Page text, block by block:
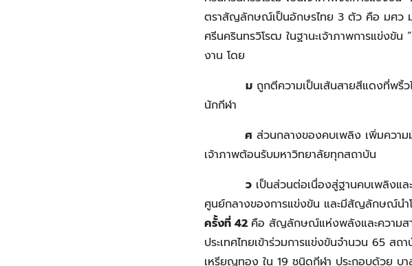
ตราสัญลักษณ์เป็นอักษรไทย 3 ตัว คือ มศว
ศรีนครินทรวิโรฒ ในฐานะเจ้าภาพการแข่งขั
งาน โดย
ม ถูกตีความเป็นเส้นสายสีแดงที่พริ้
นักกีฬา
ศ ส่วนกลางของคบเพลิง เพิ่มควา
เจ้าภาพต้อนรับมหาวิทยาลัยทุกสถาบัน
ว เป็นส่วนต่อเนื่องสู่ฐานคบเพลิงแ
ศูนย์กลางของการแข่งขัน และมีสัญลักษณ์นำ
ครั้งที่ 42 คือ สัญลักษณ์แห่งพลังและความสา
ประเทศไทยเข้าร่วมการแข่งขันจำนวน 65
เหรียญทอง ใน 19 ชนิดกีฬา ประกอบด้วย บ